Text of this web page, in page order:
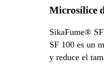
Microsílice
SikaFume®
SF 100 es un
y reduce el